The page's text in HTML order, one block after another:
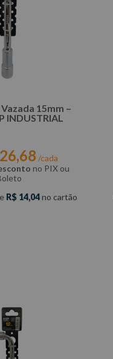
15mm –
INDUSTRIAL
26,68 /cada
no PIX ou
R$ 14,04no cartão